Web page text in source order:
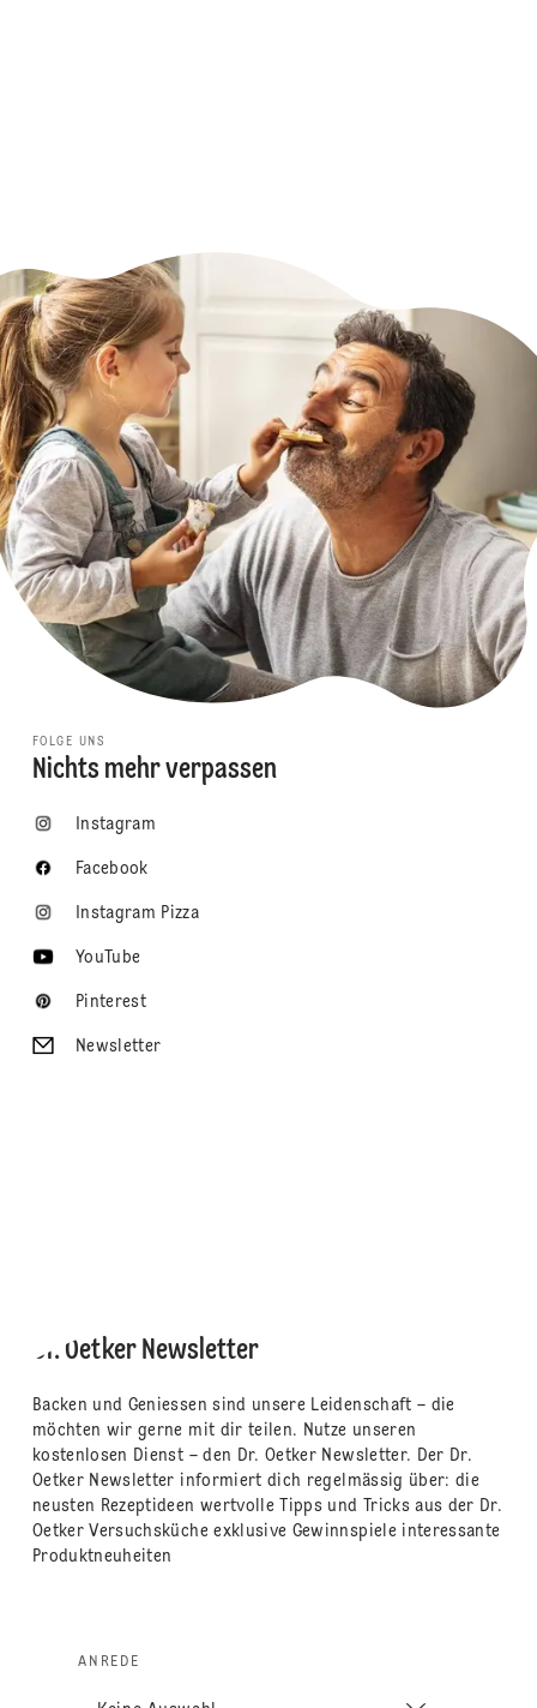
FOLGE UNS
Nichts mehr verpassen
Instagram
Facebook
Instagram Pizza
YouTube
Pinterest
Newsletter
Dr. Oetker Newsletter
Backen und Geniessen sind unsere Leidenschaft – die
möchten wir gerne mit dir teilen. Nutze unseren
kostenlosen Dienst – den Dr. Oetker Newsletter. Der Dr.
Oetker Newsletter informiert dich regelmässig über: die
neusten Rezeptideen wertvolle Tipps und Tricks aus der Dr.
Oetker Versuchsküche exklusive Gewinnspiele interessante
Produktneuheiten
ANREDE